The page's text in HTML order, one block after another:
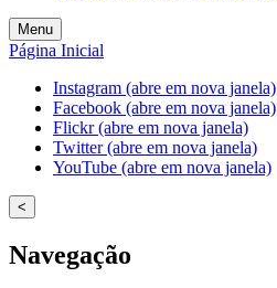
Menu
Página Inicial
Instagram (abre em nova janela)
Facebook (abre em nova janela)
Flickr (abre em nova janela)
Twitter (abre em nova janela)
YouTube (abre em nova janela)
<
Navegação